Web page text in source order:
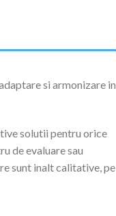
si armonizare in
solutii pentru orice
de evaluare sau
sunt inalt calitative, pe